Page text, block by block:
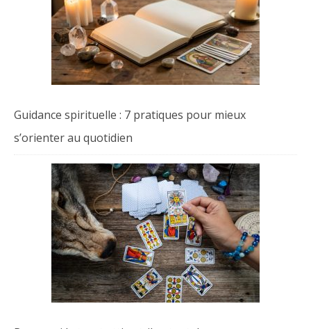
Guidance spirituelle : 7 pratiques pour mieux
s’orienter au quotidien